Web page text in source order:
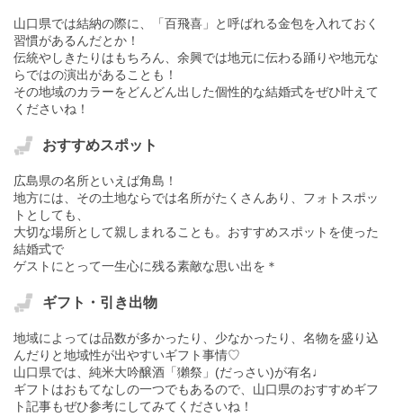
山口県では結納の際に、「百飛喜」と呼ばれる金包を入れておく
習慣があるんだとか！
伝統やしきたりはもちろん、余興では地元に伝わる踊りや地元な
らではの演出があることも！
その地域のカラーをどんどん出した個性的な結婚式をぜひ叶えて
くださいね！
おすすめスポット
広島県の名所といえば角島！
地方には、その土地ならでは名所がたくさんあり、フォトスポッ
トとしても、
大切な場所として親しまれることも。おすすめスポットを使った
結婚式で
ゲストにとって一生心に残る素敵な思い出を＊
ギフト・引き出物
地域によっては品数が多かったり、少なかったり、名物を盛り込
んだりと地域性が出やすいギフト事情♡
山口県では、純米大吟醸酒「獺祭」(だっさい)が有名♩
ギフトはおもてなしの一つでもあるので、山口県のおすすめギフ
ト記事もぜひ参考にしてみてくださいね！